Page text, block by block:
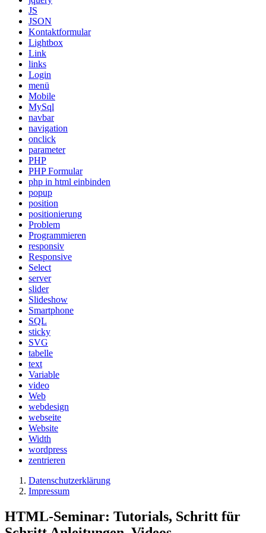
JS
JSON
Kontaktformular
Lightbox
Link
links
Login
menü
Mobile
MySql
navbar
navigation
onclick
parameter
PHP
PHP Formular
php in html einbinden
popup
position
positionierung
Problem
Programmieren
responsiv
Responsive
Select
server
slider
Slideshow
Smartphone
SQL
sticky
SVG
tabelle
text
Variable
video
Web
webdesign
webseite
Website
Width
wordpress
zentrieren
Datenschutzerklärung
Impressum
HTML-Seminar: Tutorials, Schritt für